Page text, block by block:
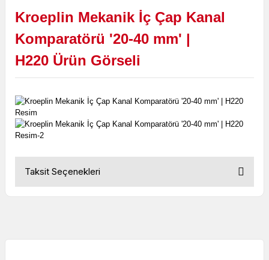
Kroeplin Mekanik İç Çap Kanal
Komparatörü '20-40 mm' |
H220 Ürün Görseli
Taksit Seçenekleri